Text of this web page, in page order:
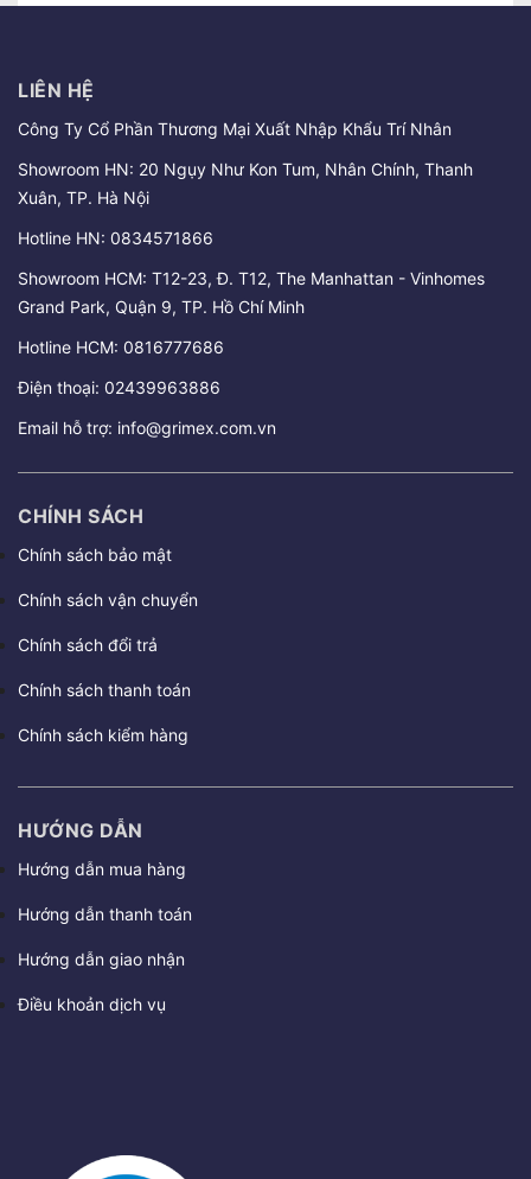
LIÊN HỆ
Công Ty Cổ Phần Thương Mại Xuất Nhập Khẩu Trí Nhân
Showroom HN: 20 Ngụy Như Kon Tum, Nhân Chính, Thanh
Xuân, TP. Hà Nội
Hotline HN: 0834571866
Showroom HCM: T12-23, Đ. T12, The Manhattan - Vinhomes
Grand Park, Quận 9, TP. Hồ Chí Minh
Hotline HCM: 0816777686
Điện thoại: 02439963886
Email hỗ trợ: info@grimex.com.vn
CHÍNH SÁCH
Chính sách bảo mật
Chính sách vận chuyển
Chính sách đổi trả
Chính sách thanh toán
Chính sách kiểm hàng
HƯỚNG DẪN
Hướng dẫn mua hàng
Hướng dẫn thanh toán
Hướng dẫn giao nhận
Điều khoản dịch vụ